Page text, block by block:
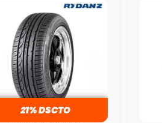
21% DSCTO